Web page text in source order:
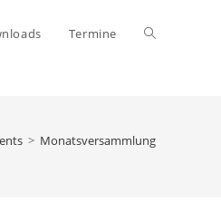
Termine Website-
> Monatsversammlung